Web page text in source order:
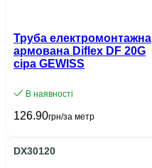
Труба електромонтажна
армована Diflex DF 20G
сіра GEWISS
В наявності
126.90грн/за метр
DX30120